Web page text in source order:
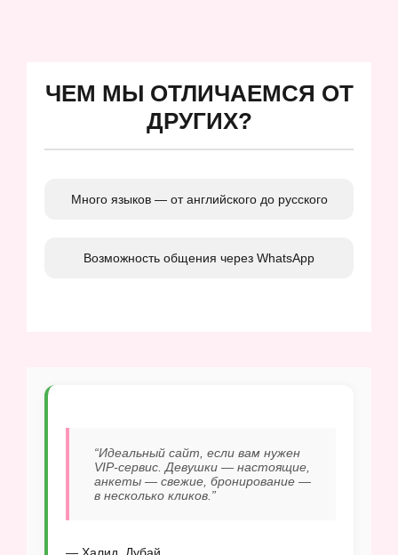
ЧЕМ МЫ ОТЛИЧАЕМСЯ ОТ
ДРУГИХ?
Много языков — от английского до русского
Возможность общения через WhatsApp
“Идеальный сайт, если вам нужен
VIP-сервис. Девушки — настоящие,
анкеты — свежие, бронирование —
в несколько кликов.”
— Халид, Дубай